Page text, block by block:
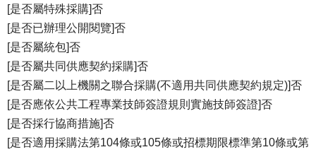
[是否屬特殊採購]否
[是否已辦理公開閱覽]否
[是否屬統包]否
[是否屬共同供應契約採購]否
[是否屬二以上機關之聯合採購(不適用共同供應契約規定)]否
[是否應依公共工程專業技師簽證規則實施技師簽證]否
[是否採行協商措施]否
[是否適用採購法第104條或105條或招標期限標準第10條或第